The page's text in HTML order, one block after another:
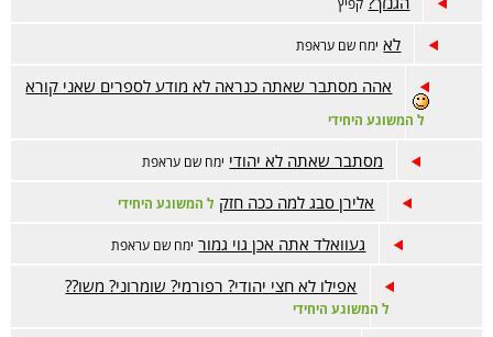
לא ימח שם עראפת
אהה מסתבר שאתה כנראה לא מודע לספרים שאני קורא
ל המשוגע היחידי
מסתבר שאתה לא יהודי ימח שם עראפת
אלירן סבג למה ככה חזק ל המשוגע היחידי
געוואלד אתה אכן גוי גמור ימח שם עראפת
אפילו לא חצי יהודי? רפורמי? שומרוני? משו??
ל המשוגע היחידי